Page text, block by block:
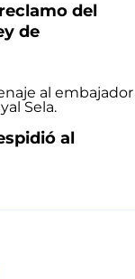
del
de
al